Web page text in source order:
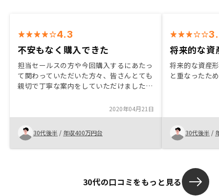
4.3
不安もなく購入できた
担当セールスの方や今回購入するにあたっ
て関わっていただいた方々、皆さんとても
親切で丁寧な案内をしていただけました。
ていただけましたので特に不安もなく今回
購入する事ができました。
2020年04月21日
30代後半 / 年収400万円台
将来的な資
将来的な資産
と重なったため
30代後半 /
30代の口コミをもっと見る